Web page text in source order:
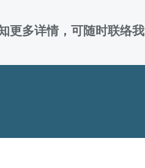
更多详情，可随时联络我